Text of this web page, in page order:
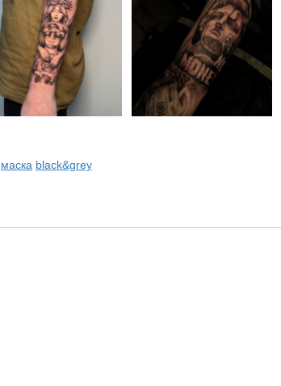
маска black&grey